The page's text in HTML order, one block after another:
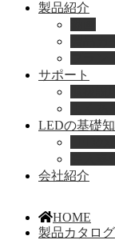
製品紹介
サポート
LEDの基礎
会社紹介
HOME
製品カタログ